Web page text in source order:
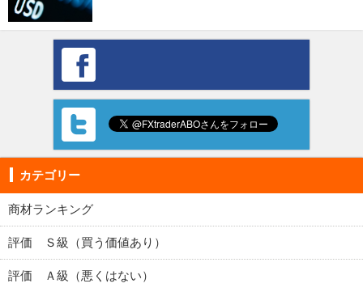
カテゴリー
商材ランキング
評価 Ｓ級（買う価値あり）
評価 Ａ級（悪くはない）